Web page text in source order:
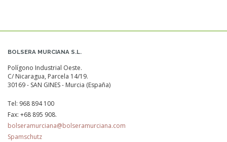
BOLSERA MURCIANA S.L.
Polígono Industrial Oeste.
C/ Nicaragua, Parcela 14/19.
30169 - SAN GINES - Murcia (España)
Tel: 968 894 100
Fax: +68 895 908.
bolseramurciana@bolseramurciana.com
Spamschutz